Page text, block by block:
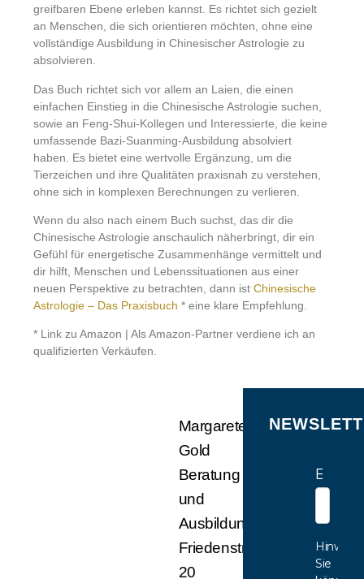
greifbaren Ebene erleben kannst. Es richtet sich gezielt
an Menschen, die sich orientieren möchten, ohne eine
vollständige Ausbildung in Chinesischer Astrologie zu
absolvieren.
Das Buch richtet sich vor allem an Laien, die einen
einfachen Einstieg in die Chinesische Astrologie suchen,
sowie an Feng-Shui-Kollegen und Interessierte, die keine
umfassende Bazi-Suanming-Ausbildung absolviert
haben. Es bietet eine wertvolle Ergänzung, um die
Tierzeichen und ihre Qualitäten praxisnah zu verstehen,
ohne sich in komplexen Berechnungen zu verlieren.
Wenn du also nach einem Buch suchst, das dir die
Chinesische Astrologie anschaulich näherbringt, dir ein
Gefühl für energetische Zusammenhänge vermittelt und
dir hilft, Menschen und Lebenssituationen aus einer
neuen Perspektive zu betrachten, dann istChinesische
Astrologie – Das Praxisbuch * eine klare Empfehlung.
* Link zu Amazon | Als Amazon-Partner verdiene ich an
qualifizierten Verkäufen.
Margarete
Gold
Beratung
und
Ausbildung
Friedenstr.
20
Hinweis:
Sie